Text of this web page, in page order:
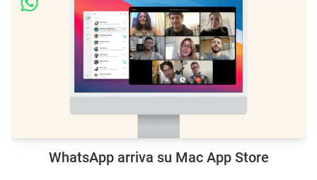
WhatsApp arriva su Mac App Store